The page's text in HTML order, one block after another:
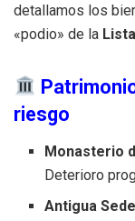
detallamos los
«podio» de la
riesgo
Monasterio
Deterioro
Antigua